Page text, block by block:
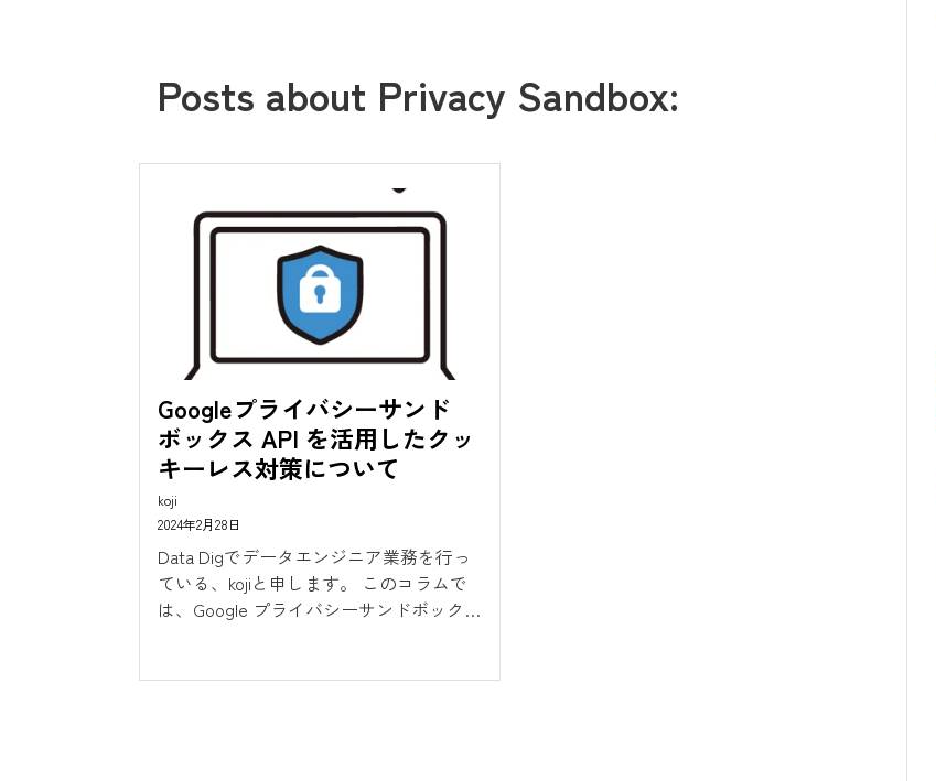
Posts about Privacy Sandbox:
Googleプライバシーサンド
ボックス API を活用したクッ
キーレス対策について
koji
2024年2月28日
Data Digでデータエンジニア業務を行っ
ている、kojiと申します。 このコラムで
は、Google プライバシーサンドボックス
があるのかなどを理解してサードパー